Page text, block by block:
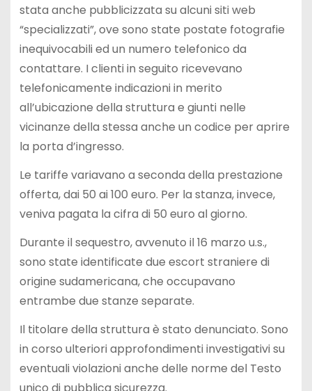
stata anche pubblicizzata su alcuni siti web
“specializzati”, ove sono state postate fotografie
inequivocabili ed un numero telefonico da
contattare. I clienti in seguito ricevevano
telefonicamente indicazioni in merito
all’ubicazione della struttura e giunti nelle
vicinanze della stessa anche un codice per aprire
la porta d’ingresso.
Le tariffe variavano a seconda della prestazione
offerta, dai 50 ai 100 euro. Per la stanza, invece,
veniva pagata la cifra di 50 euro al giorno.
Durante il sequestro, avvenuto il 16 marzo u.s.,
sono state identificate due escort straniere di
origine sudamericana, che occupavano
entrambe due stanze separate.
Il titolare della struttura è stato denunciato. Sono
in corso ulteriori approfondimenti investigativi su
eventuali violazioni anche delle norme del Testo
unico di pubblica sicurezza.